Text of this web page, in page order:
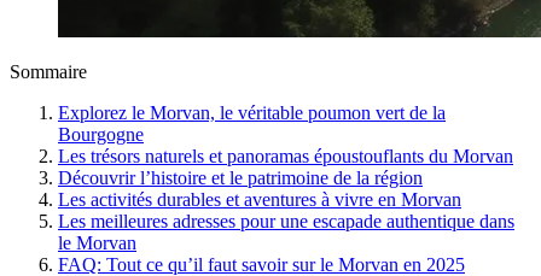
Sommaire
Explorez le Morvan, le véritable poumon vert de la
Bourgogne
Les trésors naturels et panoramas époustouflants du Morvan
Découvrir l’histoire et le patrimoine de la région
Les activités durables et aventures à vivre en Morvan
Les meilleures adresses pour une escapade authentique dans
le Morvan
FAQ: Tout ce qu’il faut savoir sur le Morvan en 2025